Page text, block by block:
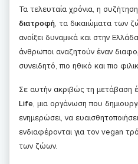
Τα τελευταία χρόνια, η
διατροφή, τα δικαιώματα των
ανοίξει δυναμικά και στην
άνθρωποι αναζητούν έναν
συνειδητό, πιο ηθικό και πιο
Σε αυτήν ακριβώς τη μετάβαση
Life, μια οργάνωση που
ενημερώσει, να
ενδιαφέρονται για τον vegan
των ζώων.